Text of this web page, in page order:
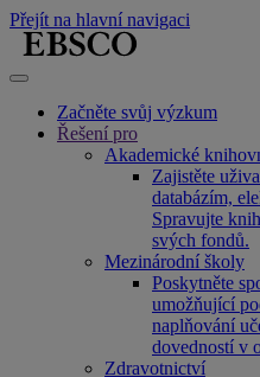
Přejít na hlavní navigaci
Začněte svůj výzkum
Řešení pro
Akademické
Zajistěte
databázím,
Spravujte
svých fondů.
Mezinárodní školy
Poskytněte
umožňující
naplňování
dovedností v
Zdravotnictví